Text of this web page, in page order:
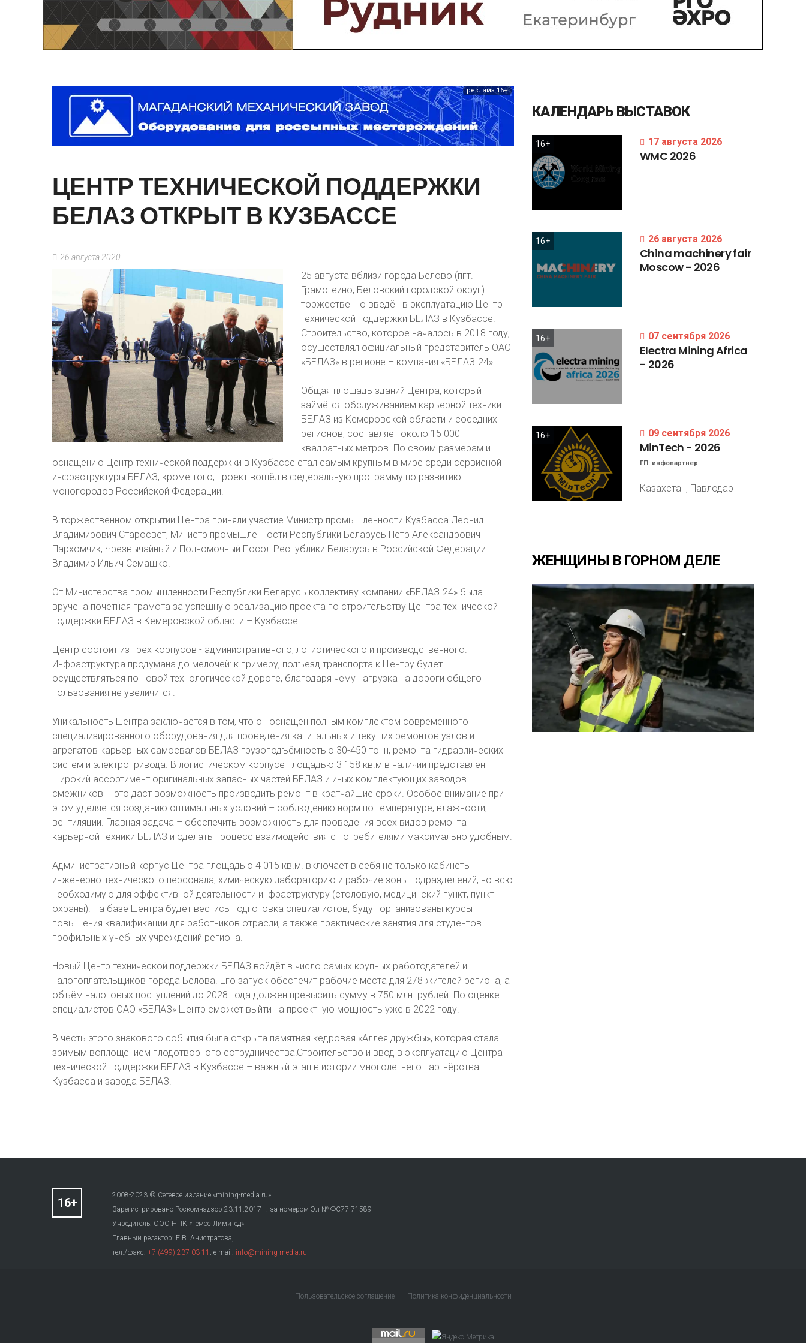
Предприятия и компании
Интервью
Выставки, Конференции
реклама 16+
ЦЕНТРТЕХНИЧЕСКОЙ ПОДДЕРЖКИ
БЕЛАЗОТКРЫТВ КУЗБАССЕ
26 августа 2020
25 августа вблизи города Белово (пгт.
Грамотеино, Беловский городской округ)
торжественно введён в эксплуатацию Центр
технической поддержки БЕЛАЗ в Кузбассе.
Строительство, которое началось в 2018 году,
осуществлял официальный представитель ОАО
«БЕЛАЗ» в регионе – компания «БЕЛАЗ-24».
Общая площадь зданий Центра, который
займётся обслуживанием карьерной техники
БЕЛАЗ из Кемеровской области и соседних
регионов, составляет около 15 000
квадратных метров. По своим размерам и
оснащению Центр технической поддержки в Кузбассе стал самым крупным в мире среди сервисной
инфраструктуры БЕЛАЗ, кроме того, проект вошёл в федеральную программу по развитию
моногородов Российской Федерации.
В торжественном открытии Центра приняли участие Министр промышленности Кузбасса Леонид
Владимирович Старосвет, Министр промышленности Республики Беларусь Пётр Александрович
Пархомчик, Чрезвычайный и Полномочный Посол Республики Беларусь в Российской Федерации
Владимир Ильич Семашко.
От Министерства промышленности Республики Беларусь коллективу компании «БЕЛАЗ-24» была
вручена почётная грамота за успешную реализацию проекта по строительству Центра технической
поддержки БЕЛАЗ в Кемеровской области – Кузбассе.
Центр состоит из трёх корпусов - административного, логистического и производственного.
Инфраструктура продумана до мелочей: к примеру, подъезд транспорта к Центру будет
осуществляться по новой технологической дороге, благодаря чему нагрузка на дороги общего
пользования не увеличится.
Уникальность Центра заключается в том, что он оснащён полным комплектом современного
специализированного оборудования для проведения капитальных и текущих ремонтов узлов и
агрегатов карьерных самосвалов БЕЛАЗ грузоподъёмностью 30-450 тонн, ремонта гидравлических
систем и электропривода. В логистическом корпусе площадью 3 158 кв.м в наличии представлен
широкий ассортимент оригинальных запасных частей БЕЛАЗ и иных комплектующих заводов-
смежников – это даст возможность производить ремонт в кратчайшие сроки. Особое внимание при
этом уделяется созданию оптимальных условий – соблюдению норм по температуре, влажности,
вентиляции. Главная задача – обеспечить возможность для проведения всех видов ремонта
карьерной техники БЕЛАЗ и сделать процесс взаимодействия с потребителями максимально удобным.
Административный корпус Центра площадью 4 015 кв.м. включает в себя не только кабинеты
инженерно-технического персонала, химическую лабораторию и рабочие зоны подразделений, но всю
необходимую для эффективной деятельности инфраструктуру (столовую, медицинский пункт, пункт
охраны). На базе Центра будет вестись подготовка специалистов, будут организованы курсы
повышения квалификации для работников отрасли, а также практические занятия для студентов
профильных учебных учреждений региона.
Новый Центр технической поддержки БЕЛАЗ войдёт в число самых крупных работодателей и
налогоплательщиков города Белова. Его запуск обеспечит рабочие места для 278 жителей региона, а
объём налоговых поступлений до 2028 года должен превысить сумму в 750 млн. рублей. По оценке
специалистов ОАО «БЕЛАЗ» Центр сможет выйти на проектную мощность уже в 2022 году.
В честь этого знакового события была открыта памятная кедровая «Аллея дружбы», которая стала
зримым воплощением плодотворного сотрудничества!Строительство и ввод в эксплуатацию Центра
технической поддержки БЕЛАЗ в Кузбассе – важный этап в истории многолетнего партнёрства
Кузбасса и завода БЕЛАЗ.
КАЛЕНДАРЬ ВЫСТАВОК
16+ 17 августа 2026
WMC 2026
16+ 26 августа 2026
Chinamachineryfair
Moscow- 2026
16+ 07 сентября 2026
Electra MiningAfrica
- 2026
16+ 09 сентября 2026
MinTech - 2026
ГП: инфопартнер
Казахстан, Павлодар
ЖЕНЩИНЫ В ГОРНОМ ДЕЛЕ
2008-2023 © Сетевое издание «mining-media.ru»
Зарегистрировано Роскомнадзор 23.11.2017 г. за номером Эл № ФС77-71589
Учредитель: ООО НПК «Гемос Лимитед»,
Главный редактор: Е.В. Анистратова,
тел./факс: +7 (499) 237-03-11 ; e-mail: info@mining-media.ru
Пользовательское соглашение Политика конфиденциальности